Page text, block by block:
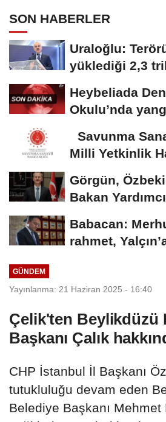
SON HABERLER
Uraloğlu:
yüklediği 2,3
Heybeliada
Okulu’nda
Savunma
Milli Yetkinlik
Görgün,
Bakan
Babacan:
rahmet,
GÜNDEM
Yayınlanma: 21 Haziran 2025 - 16:40
Çelik'ten Beylikdüzü
Başkanı Çalık
CHP İstanbul İl Başkanı
tutukluluğu devam eden
Belediye Başkanı Mehmet